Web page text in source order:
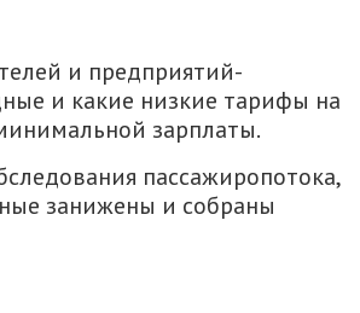
и предприятий-
и какие низкие тарифы на
зарплаты.
пассажиропотока,
занижены и собраны